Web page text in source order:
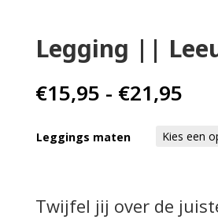
Babykleding
Kinderkleding
Cadeaubon
Legging ||
€15,95 - €21,95
tot
Leggings maten
Twijfel jij over de